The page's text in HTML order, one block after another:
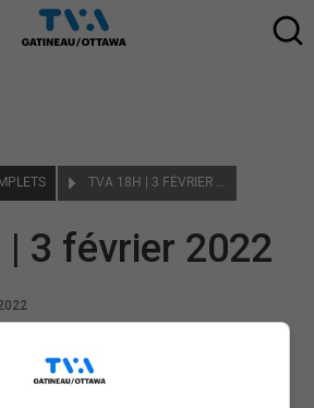
TVA 18H | 3 FÉVRIER 2022
| 3 février 2022